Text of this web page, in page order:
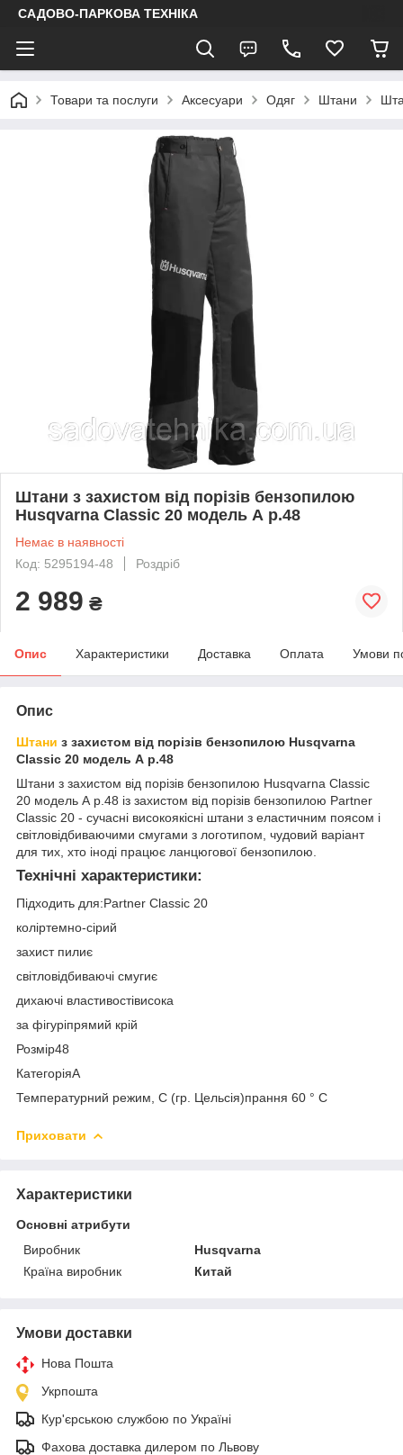
САДОВО-ПАРКОВА ТЕХНІКА
Товари та послуги Аксесуари Одяг Штани
Штани з захистом від порізів бензопилою
Husqvarna Classic 20 модель А р.48
Немає в наявності
Код: 5295194-48
Роздріб
2 989 ₴
Опис Характеристики Доставка Оплата Умови
Опис
Штани з захистом від порізів бензопилою Husqvarna
Classic 20 модель А р.48
Штани з захистом від порізів бензопилою Husqvarna Classic
20 модель А р.48 із захистом від порізів бензопилою Partner
Classic 20 - сучасні високоякісні штани з еластичним поясом і
світловідбиваючими смугами з логотипом, чудовий варіант
для тих, хто іноді працює ланцюгової бензопилою.
Технічні характеристики:
Підходить для:Partner Classic 20
коліртемно-сірий
захист пилиє
світловідбиваючі смугиє
дихаючі властивостівисока
за фігуріпрямий крій
Розмір48
КатегоріяA
Температурний режим, С (гр. Цельсія)прання 60 ° C
Приховати
Характеристики
Основні атрибути
Виробник
Husqvarna
Країна виробник
Китай
Умови доставки
Нова Пошта
Укрпошта
Кур'єрською службою по Україні
Фахова доставка дилером по Львову